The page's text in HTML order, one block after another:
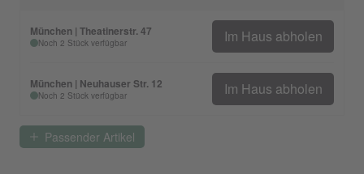
München | Theatinerstr. 47
Noch 2 Stück verfügbar Im Haus abholen
München | Neuhauser Str. 12
Noch 2 Stück verfügbar Im Haus abholen
Passender Artikel